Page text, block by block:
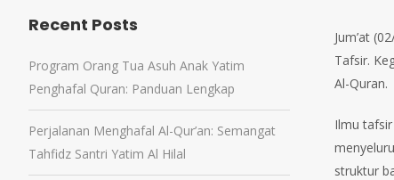
Jum’at
Tafsir.
Al-Quran.
Ilmu
struktur
Recent Posts
Program Orang Tua Asuh Anak Yatim
Penghafal Quran: Panduan Lengkap
Perjalanan Menghafal Al-Qur’an: Semangat
Tahfidz Santri Yatim Al Hilal